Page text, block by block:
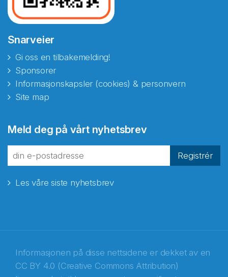
Snarveier
Gi oss en tilbakemelding!
Sponsorer
Informasjonskapsler (cookies) & personvern
Site map
Meld deg på vårt nyhetsbrev
Registrér
Les våre siste nyhetsbrev
Informasjonen på disse nettsidene er dekket av en
CC BY 4.0 (Creative Commons Attribution)